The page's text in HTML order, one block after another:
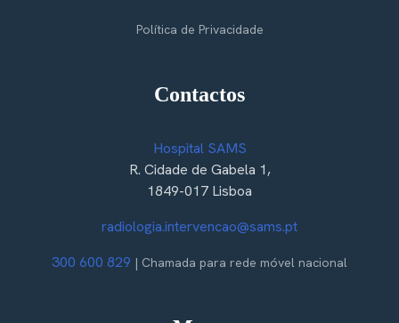
Política de Privacidade
Contactos
Hospital SAMS
R. Cidade de Gabela 1,
1849-017 Lisboa
radiologia.intervencao@sams.pt
300 600 829 | Chamada para rede móvel nacional